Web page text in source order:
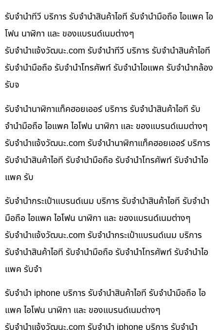
รับจำนำทีวี บริการ รับจำนำสินค้าไอที รับจำนำมือถือ ไอแพค ไอ
โฟน นาฬิกา และ ของแบรนด์เนมต่างๆ
รับจํานําแจ้งวัฒนะ.com รับจำนำทีวี บริการ รับจำนำสินค้าไอที
รับจำนำมือถือ รับจำนำโทรศัพท์ รับจำนำไอแพค รับจำนำกล้อง
รับจ
รับจำนำนาฬิกาแท็คฮอยเออร์ บริการ รับจำนำสินค้าไอที รับ
จำนำมือถือ ไอแพค ไอโฟน นาฬิกา และ ของแบรนด์เนมต่างๆ
รับจํานําแจ้งวัฒนะ.com รับจำนำนาฬิกาแท็คฮอยเออร์ บริการ
รับจำนำสินค้าไอที รับจำนำมือถือ รับจำนำโทรศัพท์ รับจำนำไอ
แพค รับ
รับจำนำกระเป๋าแบรนด์เนม บริการ รับจำนำสินค้าไอที รับจำนำ
มือถือ ไอแพค ไอโฟน นาฬิกา และ ของแบรนด์เนมต่างๆ
รับจํานําแจ้งวัฒนะ.com รับจำนำกระเป๋าแบรนด์เนม บริการ
รับจำนำสินค้าไอที รับจำนำมือถือ รับจำนำโทรศัพท์ รับจำนำไอ
แพค รับจำ
รับจำนำ iphone บริการ รับจำนำสินค้าไอที รับจำนำมือถือ ไอ
แพค ไอโฟน นาฬิกา และ ของแบรนด์เนมต่างๆ